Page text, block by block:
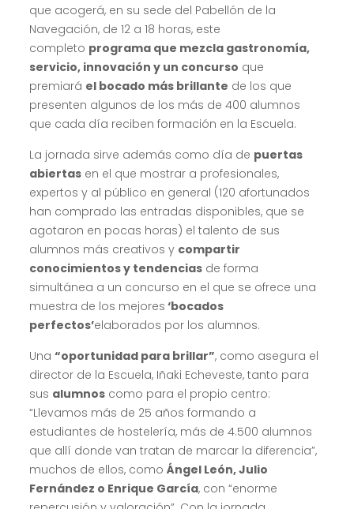
que acogerá, en su sede del Pabellón de la
Navegación, de 12 a 18 horas, este
completo programa que mezcla gastronomía,
servicio, innovación y un concurso que
premiará el bocado más brillante de los que
presenten algunos de los más de 400 alumnos
que cada día reciben formación en la Escuela.
La jornada sirve además como día de puertas
abiertasen el que mostrar a profesionales,
expertos y al público en general (120 afortunados
han comprado las entradas disponibles, que se
agotaron en pocas horas) el talento de sus
alumnos más creativos y compartir
conocimientos y tendenciasde forma
simultánea a un concurso en el que se ofrece una
muestra de los mejores ‘bocados
perfectos’elaborados por los alumnos.
Una “oportunidad para brillar”, como asegura el
director de la Escuela, Iñaki Echeveste, tanto para
sus alumnoscomo para el propio centro:
“Llevamos más de 25 años formando a
estudiantes de hostelería, más de 4.500 alumnos
que allí donde van tratan de marcar la diferencia”,
muchos de ellos, como Ángel León, Julio
Fernández o Enrique García, con “enorme